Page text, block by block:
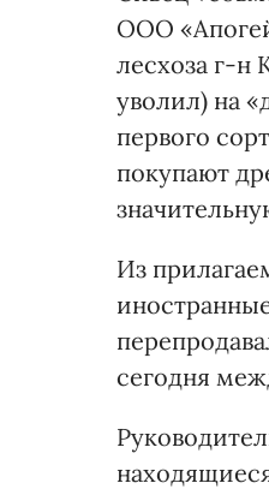
ООО
лесхоза г-н
уволил) на
первого
покупают
Из
сегодня